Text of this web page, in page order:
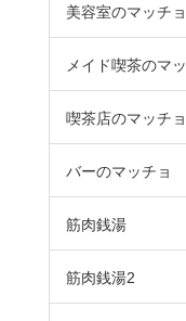
美容室のマッチョ
メイド喫茶のマ
喫茶店のマッチ
バーのマッチョ
筋肉銭湯
筋肉銭湯2